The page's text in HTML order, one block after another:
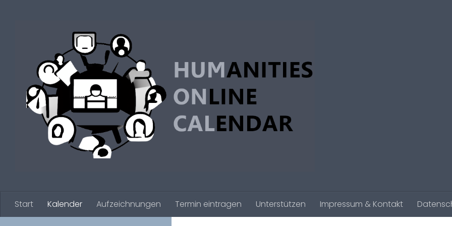
Start Kalender Aufzeichnungen Termin eintragen Unterstützen Impressum & Kontakt